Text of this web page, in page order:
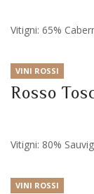
Vitigni: 65%
VINI ROSSI
Rosso
Vitigni: 80%
VINI ROSSI